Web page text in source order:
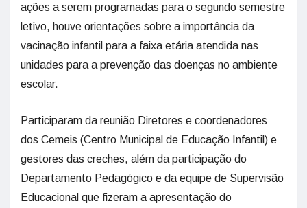
ações a serem programadas para o segundo semestre
letivo, houve orientações sobre a importância da
vacinação infantil para a faixa etária atendida nas
unidades para a prevenção das doenças no ambiente
escolar.
Participaram da reunião Diretores e coordenadores
dos Cemeis (Centro Municipal de Educação Infantil) e
gestores das creches, além da participação do
Departamento Pedagógico e da equipe de Supervisão
Educacional que fizeram a apresentação do